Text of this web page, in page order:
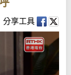
分享工具